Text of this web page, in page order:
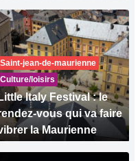
Saint-jean-de-maurienne
Culture/loisirs
Little Italy Festival : le
vous qui va faire
la Maurienne